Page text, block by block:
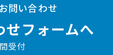
問い合わせ
せフォームへ
受付